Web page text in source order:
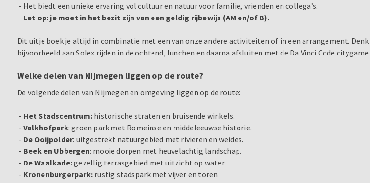
- Het biedt een unieke ervaring vol cultuur en natuur voor familie, vrienden en collega’s.
Let op: je moet in het bezit zijn van een geldig rijbewijs (AM en/of B).
Dit uitje boek je altijd in combinatie met een van onze andere activiteiten of in een arrangement. Denk
bijvoorbeeld aan Solex rijden in de ochtend, lunchen en daarna afsluiten met de Da Vinci Code citygame.
Welke delen van Nijmegen liggen op de route?
De volgende delen van Nijmegen en omgeving liggen op de route:
- Het Stadscentrum: historische straten en bruisende winkels.
- Valkhofpark: groen park met Romeinse en middeleeuwse historie.
- De Ooijpolder: uitgestrekt natuurgebied met rivieren en weides.
- Beek en Ubbergen: mooie dorpen met heuvelachtig landschap.
- De Waalkade:gezellig terrasgebied met uitzicht op water.
- Kronenburgerpark: rustig stadspark met vijver en toren.